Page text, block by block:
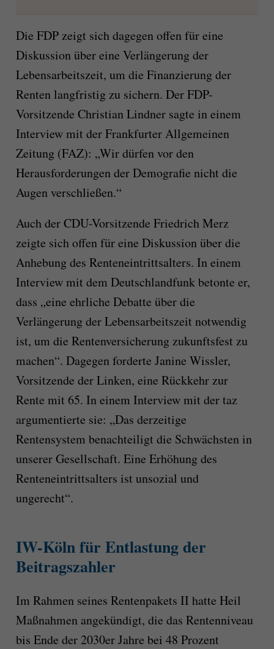
Die FDP zeigt sich dagegen offen für eine
Diskussion über eine Verlängerung der
Lebensarbeitszeit, um die Finanzierung der
Renten langfristig zu sichern. Der FDP-
Vorsitzende Christian Lindner sagte in einem
Interview mit der Frankfurter Allgemeinen
Zeitung (FAZ): „Wir dürfen vor den
Herausforderungen der Demografie nicht die
Augen verschließen.“
Auch der CDU-Vorsitzende Friedrich Merz
zeigte sich offen für eine Diskussion über die
Anhebung des Renteneintrittsalters. In einem
Interview mit dem Deutschlandfunk betonte er,
dass „eine ehrliche Debatte über die
Verlängerung der Lebensarbeitszeit notwendig
ist, um die Rentenversicherung zukunftsfest zu
machen“. Dagegen forderte Janine Wissler,
Vorsitzende der Linken, eine Rückkehr zur
Rente mit 65. In einem Interview mit der taz
argumentierte sie: „Das derzeitige
Rentensystem benachteiligt die Schwächsten in
unserer Gesellschaft. Eine Erhöhung des
Renteneintrittsalters ist unsozial und
ungerecht“.
IW-Köln für Entlastung der
Beitragszahler
Im Rahmen seines Rentenpakets II hatte Heil
Maßnahmen angekündigt, die das Rentenniveau
bis Ende der 2030er Jahre bei 48 Prozent